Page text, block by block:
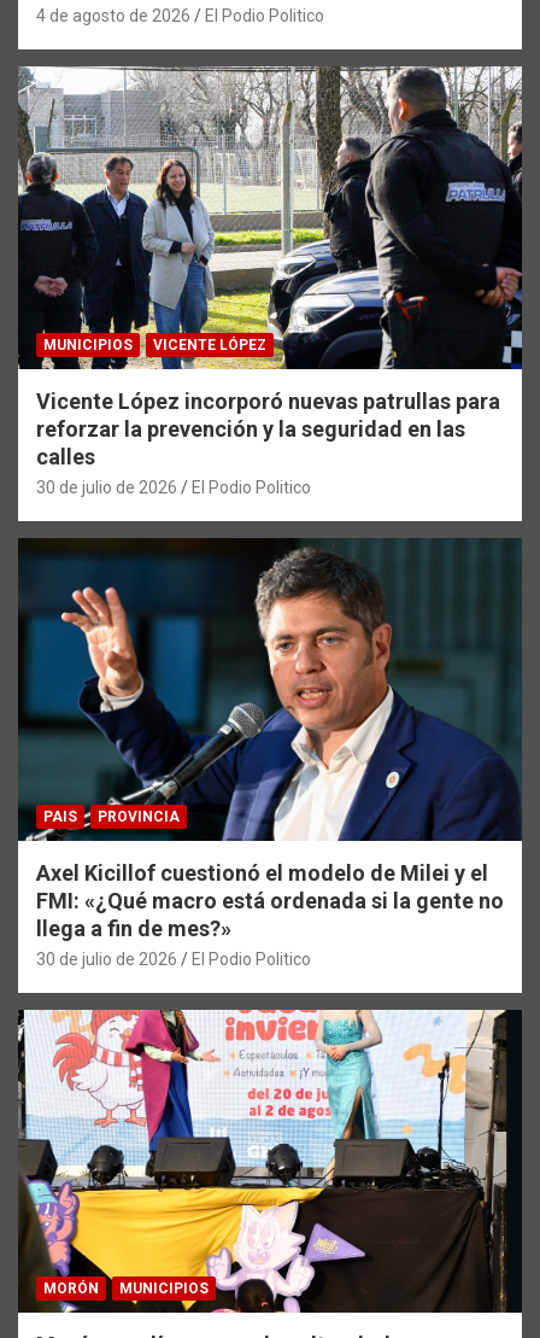
4 de agosto de 2026 El Podio Politico
MUNICIPIOS VICENTE LÓPEZ
Vicente López incorporó nuevas patrullas para
reforzar la prevención y la seguridad en las
calles
30 de julio de 2026 El Podio Politico
PAIS PROVINCIA
Axel Kicillof cuestionó el modelo de Milei y el
FMI: «¿Qué macro está ordenada si la gente no
llega a fin de mes?»
30 de julio de 2026 El Podio Politico
MORÓN MUNICIPIOS